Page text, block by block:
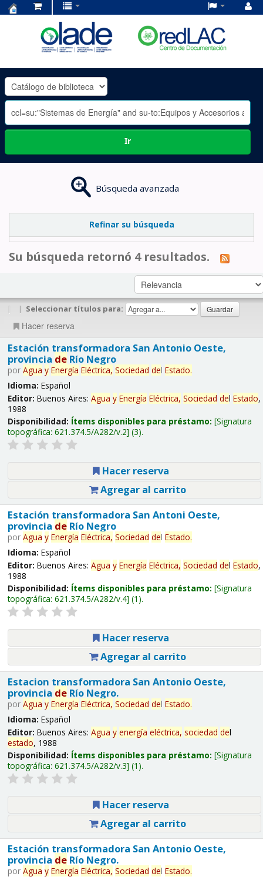
OLADE
-
Ir
Búsqueda avanzada
Refinar su búsqueda
Su búsqueda retornó 4 resultados.
| | Seleccionar títulos para:
Hacer reserva
Estación transformadora San Antonio Oeste,
provincia deRío Negro
por Agua y Energía Eléctrica, Sociedad del Estado.
Idioma: Español
Editor: Buenos Aires: Agua y Energía Eléctrica, Sociedad del Estado,
1988
Disponibilidad: Ítems disponibles para préstamo: Signatura
topográfica: 621.374.5/A282/v.2 (3).
Hacer reserva
Agregar al carrito
Estación transformadora San Antoni Oeste,
provincia deRío Negro
por Agua y Energía Eléctrica, Sociedad del Estado.
Idioma: Español
Editor: Buenos Aires: Agua y Energía Eléctrica, Sociedad del Estado,
1988
Disponibilidad: Ítems disponibles para préstamo: Signatura
topográfica: 621.374.5/A282/v.4 (1).
Hacer reserva
Agregar al carrito
Estacion transformadora San Antonio Oeste,
provincia deRío Negro.
por Agua y Energía Eléctrica, Sociedad del Estado.
Idioma: Español
Editor: Buenos Aires: Agua y energía eléctrica, sociedad del
estado, 1988
Disponibilidad: Ítems disponibles para préstamo: Signatura
topográfica: 621.374.5/A282/v.3 (1).
Hacer reserva
Agregar al carrito
Estación transformadora San Antonio Oeste,
provincia deRío Negro.
por Agua y Energía Eléctrica, Sociedad del Estado.